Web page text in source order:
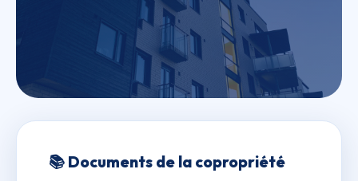
DOMAINE DE WARENS
📚 Documents de la copropriété